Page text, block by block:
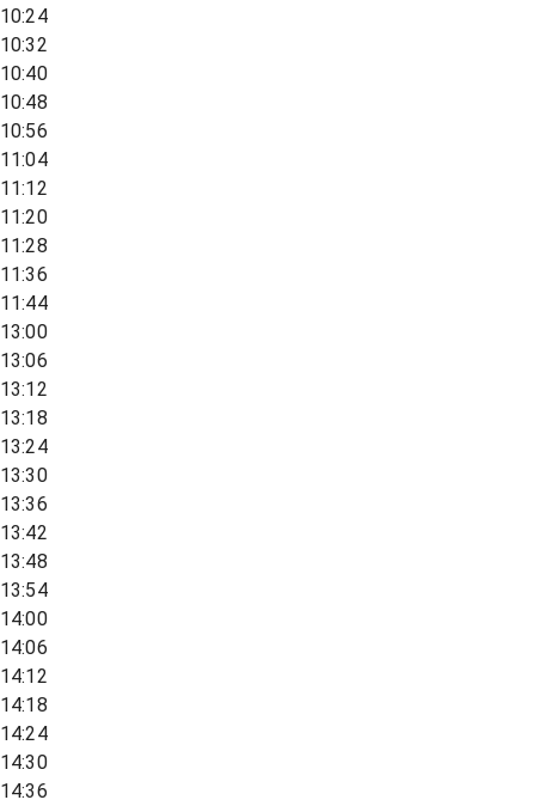
10:24
10:32
10:40
10:48
10:56
11:04
11:12
11:20
11:28
11:36
11:44
13:00
13:06
13:12
13:18
13:24
13:30
13:36
13:42
13:48
13:54
14:00
14:06
14:12
14:18
14:24
14:30
14:36